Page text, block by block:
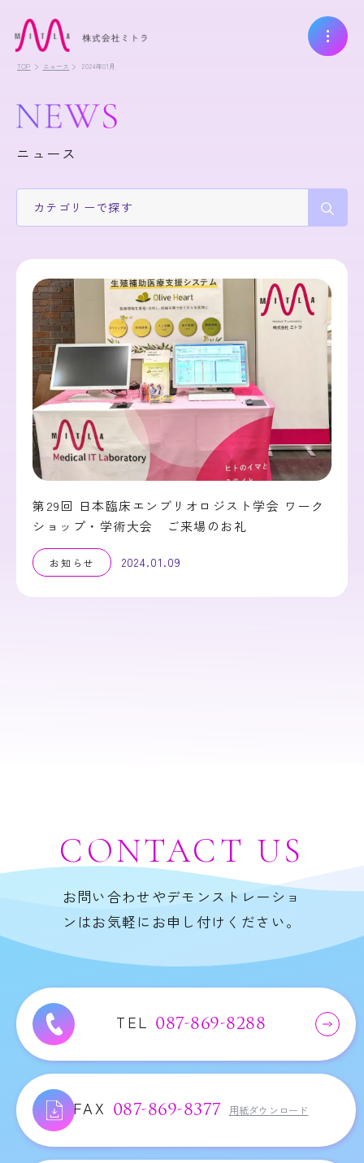
TOP ニュース 2024年01月
ニュース
カテゴリー で探す
第29回 日本臨床エンブリオロジスト学会 ワーク
ショップ・学術大会 ご来場のお礼
お知らせ 2024.01.09
CONTACT US
お問い合わせやデモンストレーショ
ンはお気軽にお申し付けください。
TEL 087-869-8288
FAX 087-869-8377 用紙ダウンロード